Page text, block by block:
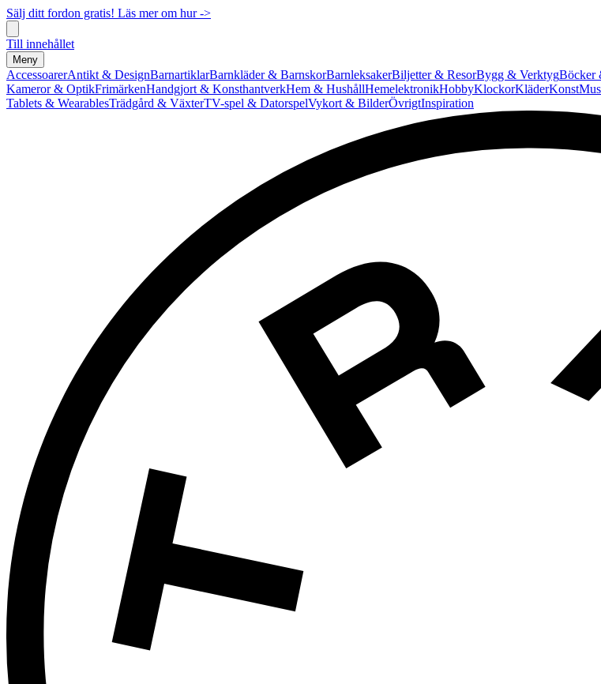
Sälj ditt fordon gratis! Läs mer om hur ->
Till innehållet
Meny
AccessoarerAntikt & DesignBarnartiklarBarnkläder & BarnskorBarnleksakerBiljetter & ResorBygg & VerktygBöcker
Kameror & OptikFrimärkenHandgjort & KonsthantverkHem & HushållHemelektronikHobbyKlockorKläderKonst
Tablets & WearablesTrädgård & VäxterTV-spel & DatorspelVykort & BilderÖvrigtInspiration